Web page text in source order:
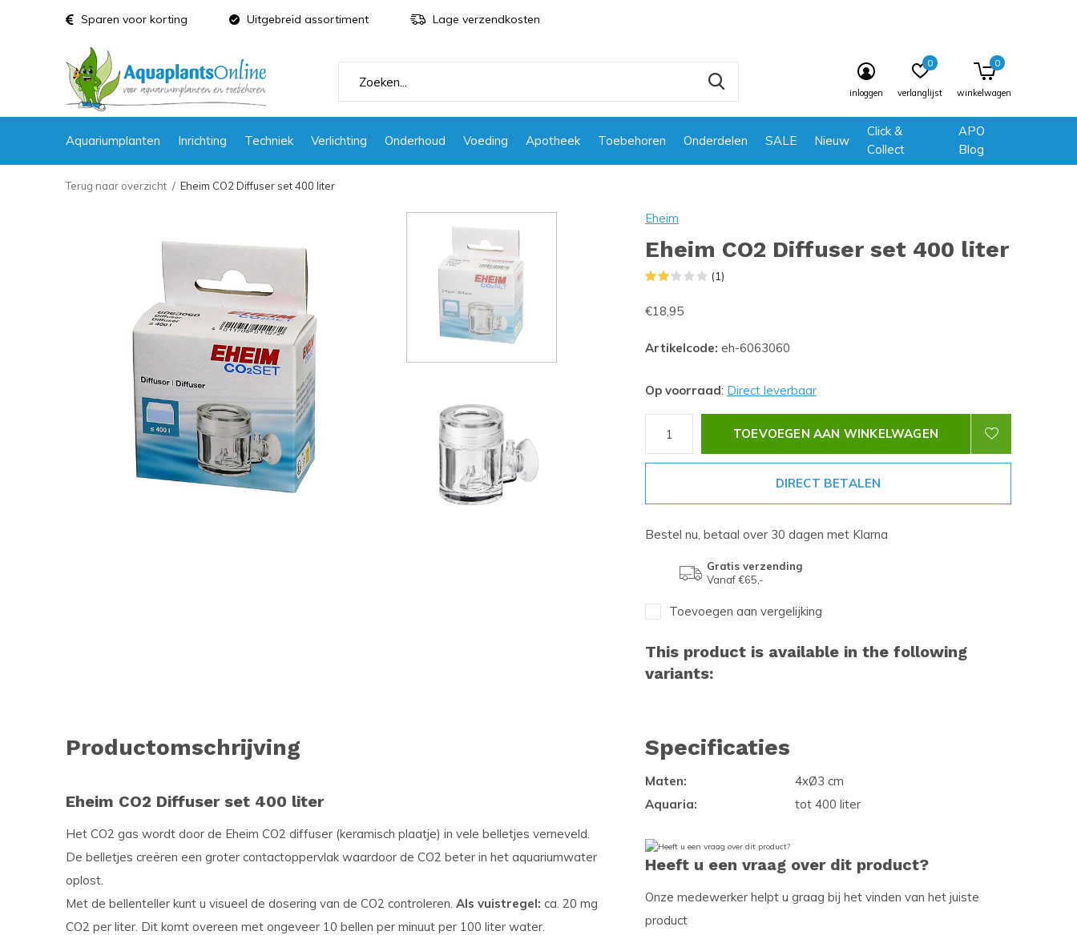
Aquariumplanten Inrichting Techniek Verlichting Onderhoud Voeding Apotheek Toebehoren Onderdelen SALE Nieuw
Click &
Collect
APO
Blog
inloggen verlanglijst
0
winkelwagen
0
Sparen voor korting Uitgebreid assortiment Lage verzendkosten
Terug naar overzicht Eheim CO2 Diffuser set 400 liter
Eheim
Eheim CO2 Diffuser set 400 liter
(1)
€18,95
Artikelcode: eh-6063060
Op voorraad: Direct leverbaar
TOEVOEGEN AAN WINKELWAGEN
DIRECT BETALEN
Bestel nu, betaal over 30 dagen met Klarna
Gratis verzending
Vanaf €65,-
Toevoegen aan vergelijking
This product is available in the following
variants:
Productomschrijving
Eheim CO2 Diffuser set 400 liter
Het CO2 gas wordt door de Eheim CO2 diffuser (keramisch plaatje) in vele belletjes verneveld.
De belletjes creëren een groter contactoppervlak waardoor de CO2 beter in het aquariumwater
oplost.
Met de bellenteller kunt u visueel de dosering van de CO2 controleren. Als vuistregel: ca. 20 mg
CO2 per liter. Dit komt overeen met ongeveer 10 bellen per minuut per 100 liter water.
Specificaties
Maten:
4xØ3 cm
Aquaria:
tot 400 liter
Heeft u een vraag over dit product?
Onze medewerker helpt u graag bij het vinden van het juiste
product